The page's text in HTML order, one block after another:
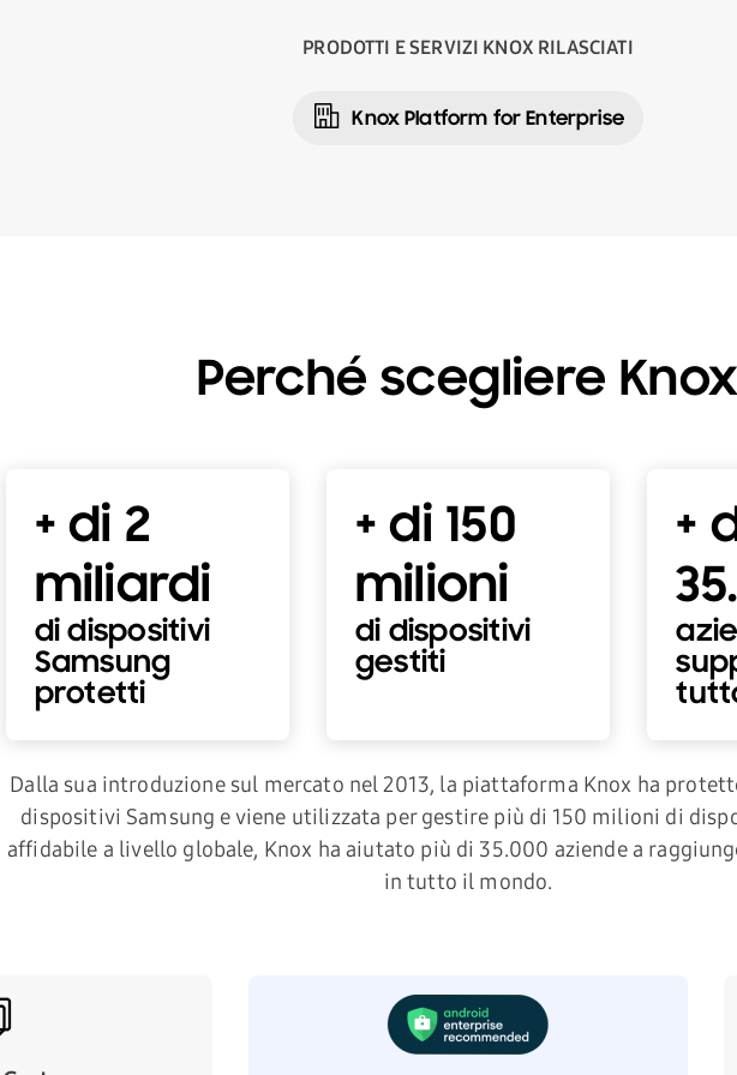
PRODOTTI E SERVIZI KNOX RILASCIATI
Knox Platform for Enterprise
Perché scegliere
+ di 2
miliardi
di dispositivi
Samsung
protetti
+ di 150
milioni
di dispositivi
gestiti
+
Dalla sua introduzione sul mercato nel 2013, la piattaforma Knox ha
dispositivi Samsung e viene utilizzata per gestire più di 150 milioni di
affidabile a livello globale, Knox ha aiutato più di 35.000 aziende a
in tutto il mondo.